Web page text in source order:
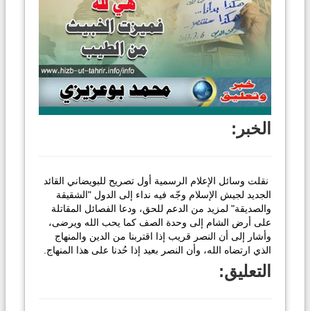
الخبر:
نقلت وسائل الإعلام الرسمية أول تصريح للبويضاني القائد
الجديد لجيش الإسلام وجّه فيه نداء إلى الدول "الشقيقة
والصديقة" لمزيد من الدعم للحق، ودعا الفصائل المقاتلة
على أرض الشام إلى وحدة الصف كما يحب الله ويرضى،
وأشار إلى أن النصر قريب إذا اقتربنا من الدين والمنهاج
الذي ارتضاه الله، وأن النصر بعيد إذا حُدنا على هذا المنهاج.
التعليق: